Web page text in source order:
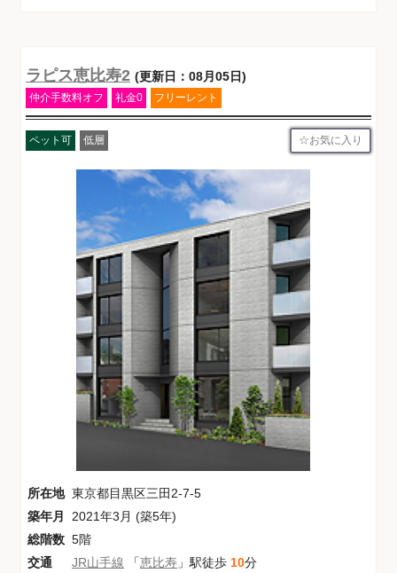
ラピス恵比寿2 (更新日：08月05日)
仲介手数料オフ 礼金0 フリーレント
ペット可 低層 お気に入り
所在地 東京都目黒区三田2-7-5
築年月
2021年3月 (築5年)
総階数 5階
交通
JR山手線 「恵比寿 」駅徒歩 10分